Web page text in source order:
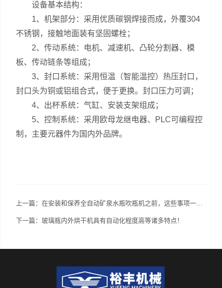
设备基本结构：
1、机架部分：采用优质碳钢焊接而成，外覆304
不锈钢，接触地面装有坚固螺栓；
2、传动系统：电机、减速机、凸轮分割器、模
板、传动链条等组成；
3、封口系统：采用恒温（智能温控）热压封口，
封口头为铜或铝组合式，便于更换。封口压力可调；
4、出杯系统：气缸、安装支架组成；
5、控制系统：采用欧母龙继电器、PLC可编程控
制，主要元器件为国内外品牌。
上一篇：在安装和保养全自动矿泉水瓶吹瓶机之前，这些事项一定要掌握好
下一篇：玻璃瓶内外烘干机具有自动化程度高等诸多特点！